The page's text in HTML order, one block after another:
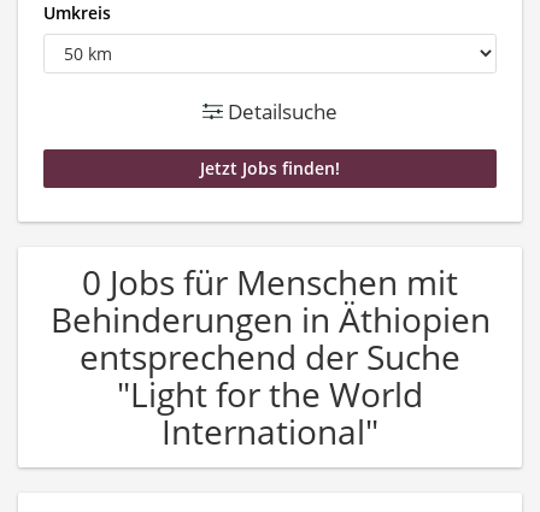
Umkreis
Detailsuche
0 Jobs für Menschen mit
Behinderungen in Äthiopien
entsprechend der Suche
"Light for the World
International"